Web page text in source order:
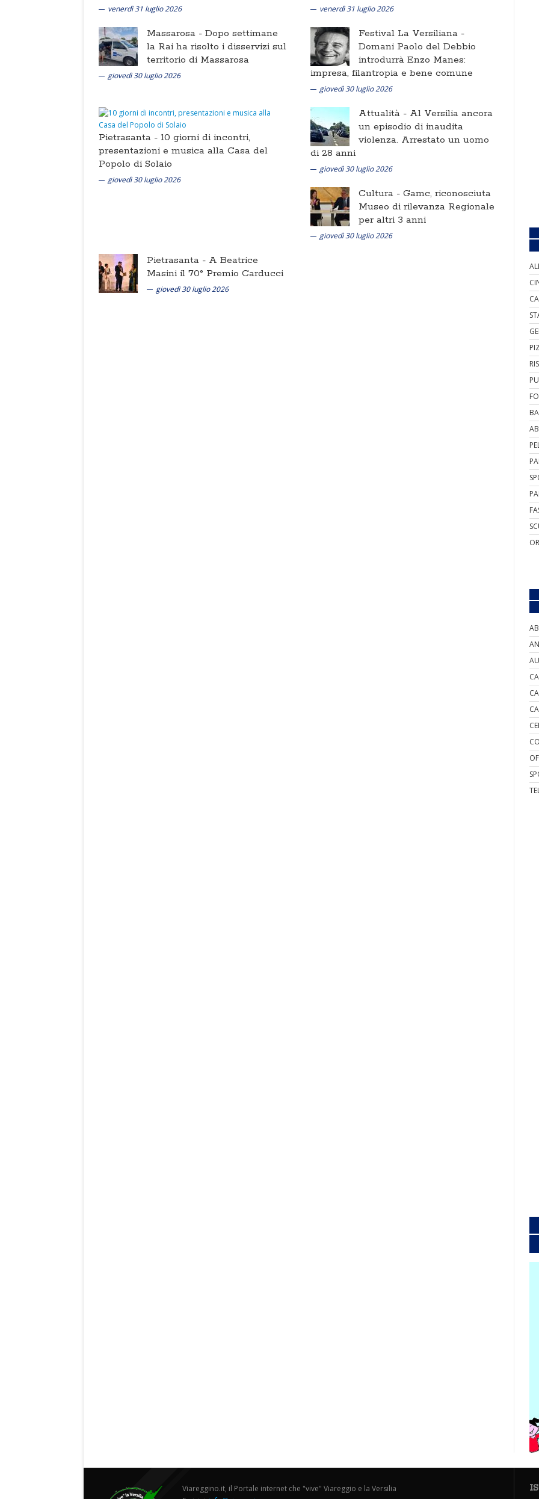
venerdì 31 luglio 2026 venerdì 31 luglio 2026
Massarosa - Dopo settimane
la Rai ha risolto i disservizi sul
territorio di Massarosa
giovedì 30 luglio 2026
Festival La Versiliana -
Domani Paolo del Debbio
introdurrà Enzo Manes:
impresa, filantropia e bene comune
giovedì 30 luglio 2026
Pietrasanta - 10 giorni di incontri,
presentazioni e musica alla Casa del
Popolo di Solaio
giovedì 30 luglio 2026
Attualità - Al Versilia ancora
un episodio di inaudita
violenza. Arrestato un uomo
di 28 anni
giovedì 30 luglio 2026
Cultura - Gamc, riconosciuta
Museo di rilevanza Regionale
per altri 3 anni
giovedì 30 luglio 2026
Pietrasanta - A Beatrice
Masini il 70° Premio Carducci
giovedì 30 luglio 2026
Viareggino.it, il Portale internet che "vive" Viareggio e la Versilia